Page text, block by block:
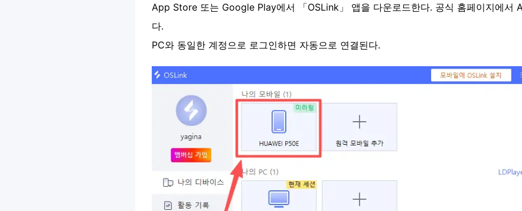
App Store 또는 Google Play에서 「OSLink」 앱을 다운로드한다. 공식 홈페이지에서
다.
PC와 동일한 계정으로 로그인하면 자동으로 연결된다.